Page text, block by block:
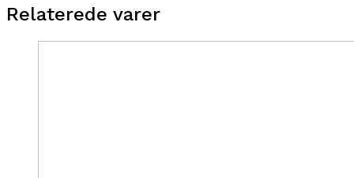
Relaterede varer